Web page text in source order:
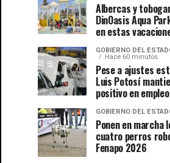
Albercas y
DinOasis Aqua
en estas
GOBIERNO DEL
Hace 60 minutos
Pese a ajustes
Luis Potosí
positivo en
GOBIERNO DEL
Ponen en marcha
cuatro perros
Fenapo 2026